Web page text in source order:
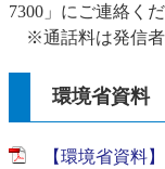
7300」にご連絡くだ
※通話料は発信者
環境省資料
【環境省資料